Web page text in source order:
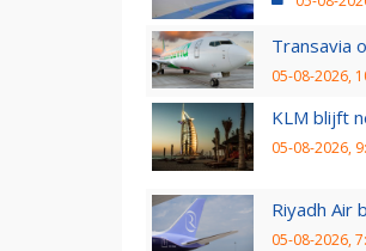
Transavia
05-08-2026,
KLM blijft
05-08-2026,
Riyadh Air
05-08-2026,